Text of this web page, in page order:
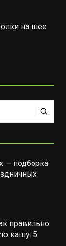
на шее
— подборка
правильно
кашу: 5